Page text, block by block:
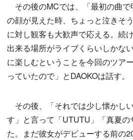
その後のMCでは、「最初の曲
の顔が見えた時、ちょっと泣きそ
に対し観客も大歓声で応える。続
出来る場所がライブくらいしかな
に楽しむということを今回のツア
っていたので」とDAOKOは話す。
その後、「それでは少し懐かし
す」と言って「UTUTU」「真夏の
た。まだ彼女がデビューする前の